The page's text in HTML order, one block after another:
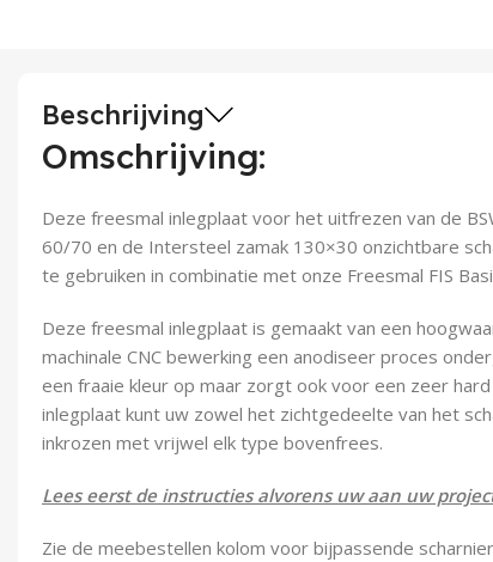
Beschrijving
Omschrijving:
Deze freesmal inlegplaat voor het uitfrezen van de
60/70 en de Intersteel zamak 130×30 onzichtbare
te gebruiken in combinatie met onze Freesmal FIS
Deze freesmal inlegplaat is gemaakt van een
machinale CNC bewerking een anodiseer proces
een fraaie kleur op maar zorgt ook voor een zeer
inlegplaat kunt uw zowel het zichtgedeelte van het
inkrozen met vrijwel elk type bovenfrees.
Lees eerst de instructies alvorens uw aan uw
Zie de meebestellen kolom voor bijpassende